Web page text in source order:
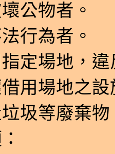
公物者。
行為者。
指定場地，
借用場地之
垃圾等廢棄